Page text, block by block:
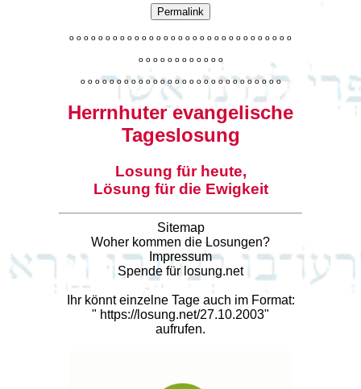
Permalink
o o o o o o o o o o o o o o o o o o o o o o o o o o o o o o o
o o o o o o o o o o o o
o o o o o o o o o o o o o o o o o o o o o o o o o o o o
Herrnhuter evangelische
Tageslosung
Losung für heute,
Lösung für die Ewigkeit
Sitemap
Woher kommen die Losungen?
Impressum
Spende für losung.net
Ihr könnt einzelne Tage auch im Format:
" https://losung.net/27.10.2003"
aufrufen.